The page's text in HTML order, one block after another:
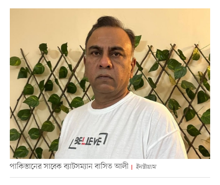
পাকিস্তানের সাবেক ব্যাটসম্যান বাসিত আলী ইনস্টাগ্রাম